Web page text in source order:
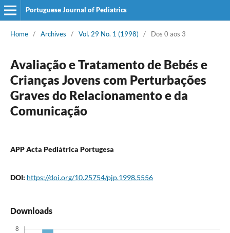
Portuguese Journal of Pediatrics
Home / Archives / Vol. 29 No. 1 (1998) / Dos 0 aos 3
Avaliação e Tratamento de Bebés e
Crianças Jovens com Perturbações
Graves do Relacionamento e da
Comunicação
APP Acta Pediátrica Portugesa
DOI: https://doi.org/10.25754/pjp.1998.5556
Downloads